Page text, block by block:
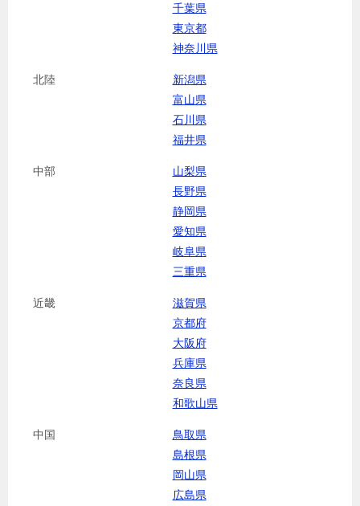
千葉県
東京都
神奈川県
北陸
新潟県
富山県
石川県
福井県
中部
山梨県
長野県
静岡県
愛知県
岐阜県
三重県
近畿
滋賀県
京都府
大阪府
兵庫県
奈良県
和歌山県
中国
鳥取県
島根県
岡山県
広島県